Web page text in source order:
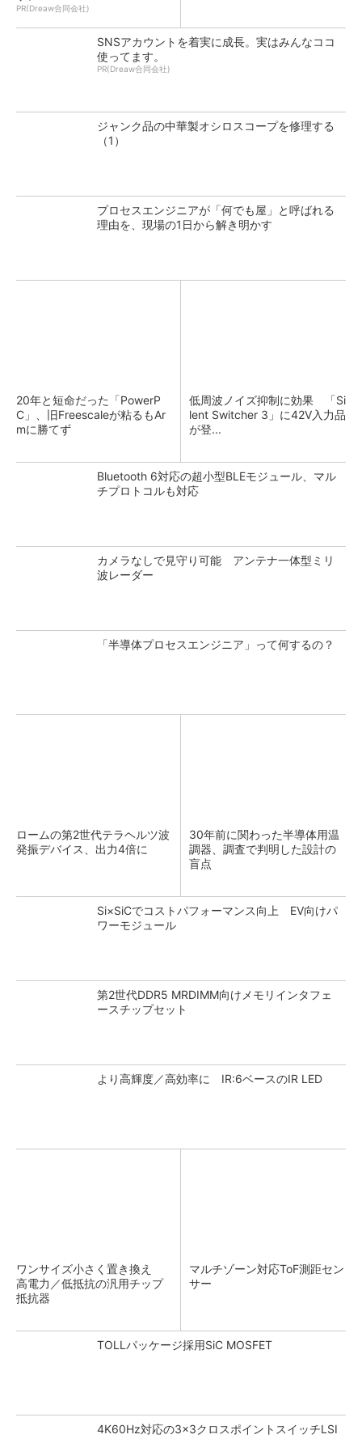
PR(Dreaw合同会社)
SNSアカウントを着実に成長。実はみんなココ
使ってます。
PR(Dreaw合同会社)
ジャンク品の中華製オシロスコープを修理する
（1）
プロセスエンジニアが「何でも屋」と呼ばれる
理由を、現場の1日から解き明かす
20年と短命だった「PowerP
C」、旧Freescaleが粘るもAr
mに勝てず
低周波ノイズ抑制に効果 「Si
lent Switcher 3」に42V入力品
が登...
Bluetooth 6対応の超小型BLEモジュール、マル
チプロトコルも対応
カメラなしで見守り可能 アンテナ一体型ミリ
波レーダー
「半導体プロセスエンジニア」って何するの？
ロームの第2世代テラヘルツ波
発振デバイス、出力4倍に
30年前に関わった半導体用温
調器、調査で判明した設計の
盲点
Si×SiCでコストパフォーマンス向上 EV向けパ
ワーモジュール
第2世代DDR5 MRDIMM向けメモリインタフェ
ースチップセット
より高輝度／高効率に IR:6ベースのIR LED
ワンサイズ小さく置き換え
高電力／低抵抗の汎用チップ
抵抗器
マルチゾーン対応ToF測距セン
サー
TOLLパッケージ採用SiC MOSFET
4K60Hz対応の3×3クロスポイントスイッチLSI